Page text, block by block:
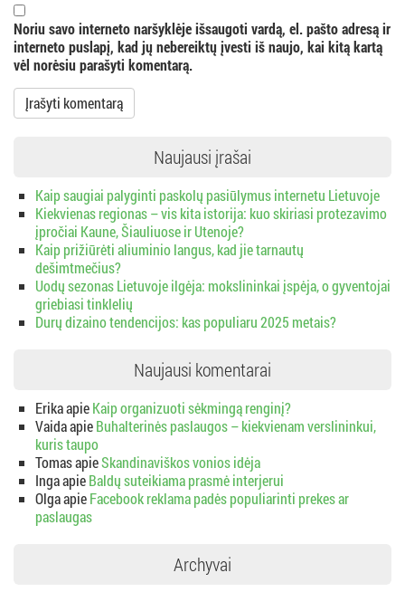
a
Noriu savo interneto naršyklėje išsaugoti vardą, el. pašto adresą ir
interneto puslapį, kad jų nebereiktų įvesti iš naujo, kai kitą kartą
vėl norėsiu parašyti komentarą.
Naujausi įrašai
Kaip saugiai palyginti paskolų pasiūlymus internetu Lietuvoje
Kiekvienas regionas – vis kita istorija: kuo skiriasi protezavimo
įpročiai Kaune, Šiauliuose ir Utenoje?
Kaip prižiūrėti aliuminio langus, kad jie tarnautų
dešimtmečius?
Uodų sezonas Lietuvoje ilgėja: mokslininkai įspėja, o gyventojai
griebiasi tinklelių
Durų dizaino tendencijos: kas populiaru 2025 metais?
Naujausi komentarai
ErikaapieKaip organizuoti sėkmingą renginį?
VaidaapieBuhalterinės paslaugos – kiekvienam verslininkui,
kuris taupo
TomasapieSkandinaviškos vonios idėja
IngaapieBaldų suteikiama prasmė interjerui
OlgaapieFacebook reklama padės populiarinti prekes ar
paslaugas
Archyvai